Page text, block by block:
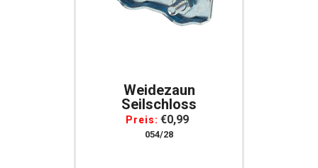
Weidezaun
Seilschloss
Preis: €0,99
054/28